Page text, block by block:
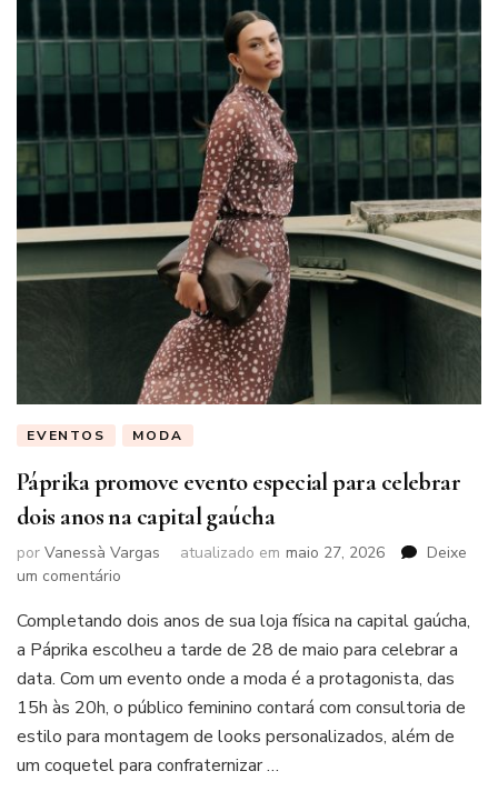
EVENTOS MODA
Páprika promove evento especial para celebrar
dois anos na capital gaúcha
por Vanessà Vargas atualizado em maio 27, 2026
Deixe
um comentário
promove
evento
especial
para
celebrar
dois
anos
Completando dois anos de sua loja física na capital gaúcha,
a Páprika escolheu a tarde de 28 de maio para celebrar a
data. Com um evento onde a moda é a protagonista, das
15h às 20h, o público feminino contará com consultoria de
estilo para montagem de looks personalizados, além de
um coquetel para confraternizar …